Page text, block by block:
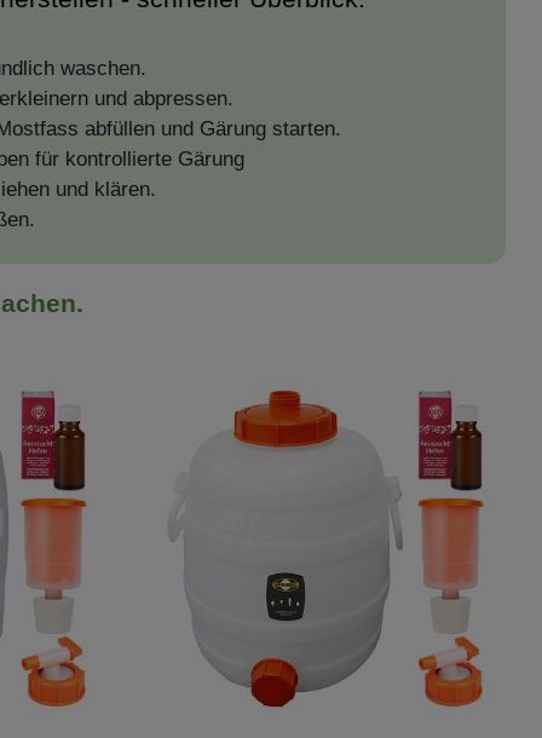
waschen.
und abpressen.
abfüllen und Gärung starten.
für kontrollierte Gärung
und klären.